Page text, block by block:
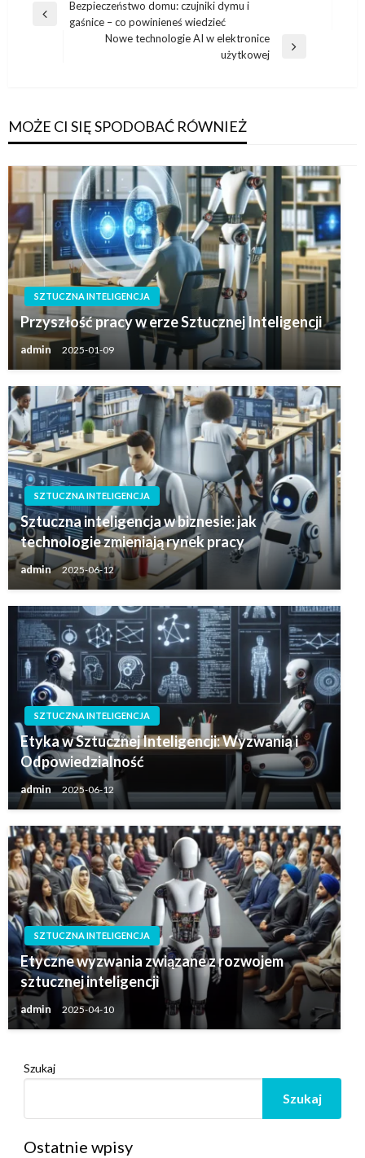
Nawigacja
wpisu
Poprzedni
Bezpieczeństwo domu: czujniki dymu i
gaśnice – co powinieneś wiedzieć
Nowe technologie AI w elektronice
użytkowej
MOŻE CI SIĘ SPODOBAĆ RÓWNIEŻ
SZTUCZNA INTELIGENCJA
Przyszłość pracy w erze Sztucznej Inteligencji
admin 2025-01-09
SZTUCZNA INTELIGENCJA
Sztuczna inteligencja w biznesie: jak
technologie zmieniają rynek pracy
admin 2025-06-12
SZTUCZNA INTELIGENCJA
Etyka w Sztucznej Inteligencji: Wyzwania i
Odpowiedzialność
admin 2025-06-12
SZTUCZNA INTELIGENCJA
Etyczne wyzwania związane z rozwojem
sztucznej inteligencji
admin 2025-04-10
Szukaj
Szukaj
Ostatnie wpisy